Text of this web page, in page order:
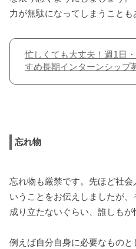
力が無駄になってしまうことも
忙しくても大丈夫！週1日
すめ長期インターンシップ
忘れ物
忘れ物も厳禁です。先ほど社
いうことをお伝えしましたが
成り立たないぐらい、誰しもが
例えば自分自身に必要なもの